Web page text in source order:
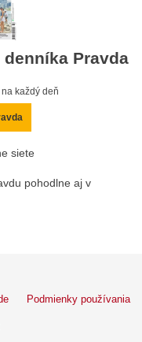
Pravda
každý deň
siete
pohodlne aj v
Podmienky používania